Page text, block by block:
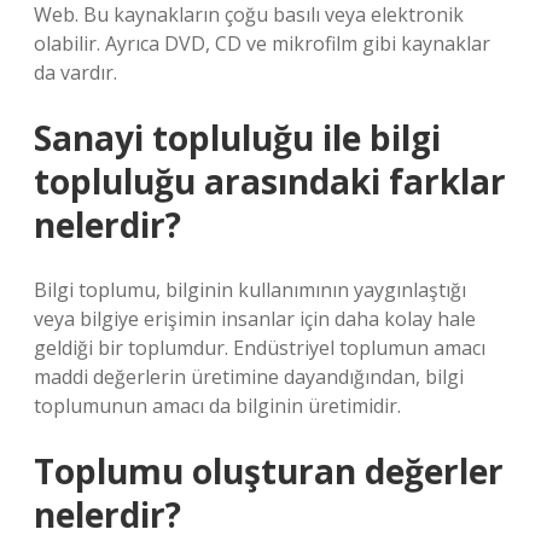
Web. Bu kaynakların çoğu basılı veya elektronik
olabilir. Ayrıca DVD, CD ve mikrofilm gibi kaynaklar
da vardır.
Sanayi topluluğu ile bilgi
topluluğu arasındaki farklar
nelerdir?
Bilgi toplumu, bilginin kullanımının yaygınlaştığı
veya bilgiye erişimin insanlar için daha kolay hale
geldiği bir toplumdur. Endüstriyel toplumun amacı
maddi değerlerin üretimine dayandığından, bilgi
toplumunun amacı da bilginin üretimidir.
Toplumu oluşturan değerler
nelerdir?